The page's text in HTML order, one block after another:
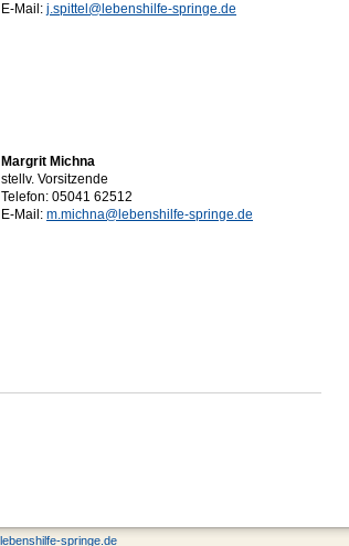
E-Mail: j.spittel@lebenshilfe-springe.de
Margrit Michna
stellv. Vorsitzende
Telefon: 05041 62512
E-Mail: m.michna@lebenshilfe-springe.de
springe.de